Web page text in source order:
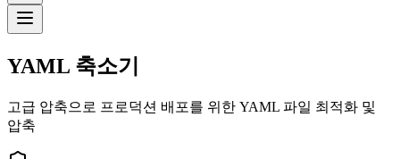
YAML 축소기
고급 압축으로 프로덕션 배포를 위한 YAML 파일 최적화 및
압축